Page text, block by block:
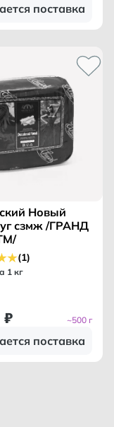
поставка
Новый
сзмж /ГРАНД
(1)
1 кг
₽ ~500 г
поставка